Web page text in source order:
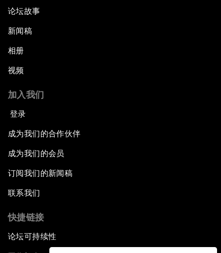
论坛故事
新闻稿
相册
视频
加入我们
登录
成为我们的合作伙伴
成为我们的会员
订阅我们的新闻稿
联系我们
快捷链接
论坛可持续性